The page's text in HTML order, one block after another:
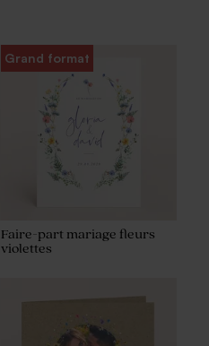
Grand format
Faire-part mariage fleurs
violettes